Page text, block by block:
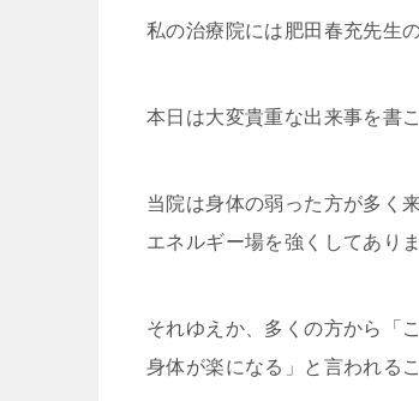
私の治療院には肥田春充先生
本日は大変貴重な出来事を書
当院は身体の弱った方が多く
エネルギー場を強くしてありま
それゆえか、多くの方から「
身体が楽になる」と言われる